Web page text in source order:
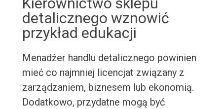
detalicznego wznowić
przykład edukacji
Menadżer handlu detalicznego powinien
mieć co najmniej licencjat związany z
zarządzaniem, biznesem lub ekonomią.
Dodatkowo, przydatne mogą być